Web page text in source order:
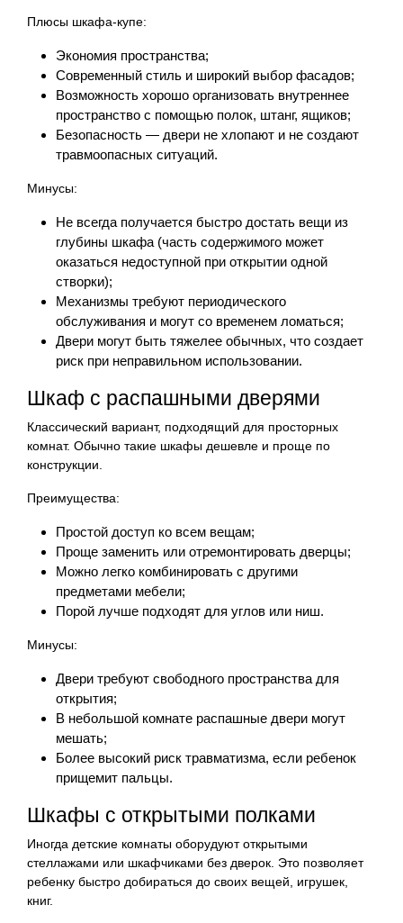
Плюсы шкафа-купе:
Экономия пространства;
Современный стиль и широкий выбор фасадов;
Возможность хорошо организовать внутреннее
пространство с помощью полок, штанг, ящиков;
Безопасность — двери не хлопают и не создают
травмоопасных ситуаций.
Минусы:
Не всегда получается быстро достать вещи из
глубины шкафа (часть содержимого может
оказаться недоступной при открытии одной
створки);
Механизмы требуют периодического
обслуживания и могут со временем ломаться;
Двери могут быть тяжелее обычных, что создает
риск при неправильном использовании.
Шкаф с распашными дверями
Классический вариант, подходящий для просторных
комнат. Обычно такие шкафы дешевле и проще по
конструкции.
Преимущества:
Простой доступ ко всем вещам;
Проще заменить или отремонтировать дверцы;
Можно легко комбинировать с другими
предметами мебели;
Порой лучше подходят для углов или ниш.
Минусы:
Двери требуют свободного пространства для
открытия;
В небольшой комнате распашные двери могут
мешать;
Более высокий риск травматизма, если ребенок
прищемит пальцы.
Шкафы с открытыми полками
Иногда детские комнаты оборудуют открытыми
стеллажами или шкафчиками без дверок. Это позволяет
ребенку быстро добираться до своих вещей, игрушек,
книг.